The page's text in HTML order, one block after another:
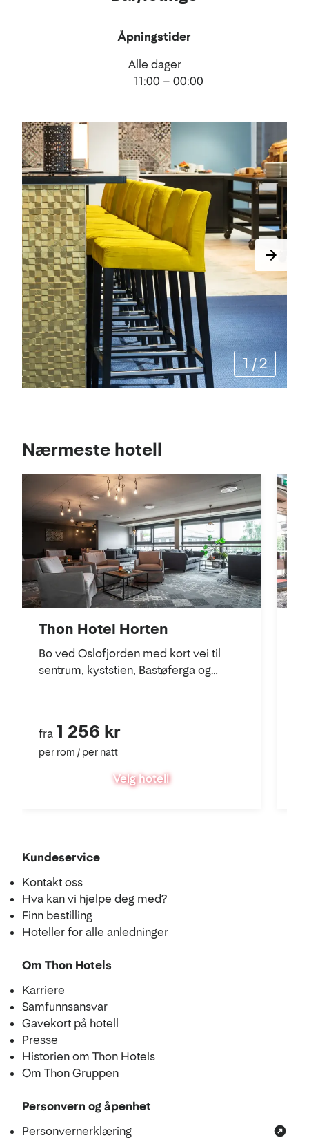
Åpningstider
Alle dager
11:00 – 00:00
1 /2
Se
kart
Nærmeste hotell
Thon Hotel Horten
Bo ved Oslofjorden med kort vei til
sentrum, kyststien, Bastøferga og
fra 1 256 kr
per rom / per natt
Velg hotell
Kundeservice
Kontakt oss
Hva kan vi hjelpe deg med?
Finn bestilling
Hoteller for alle anledninger
Om Thon Hotels
Karriere
Samfunnsansvar
Gavekort på hotell
Presse
Historien om Thon Hotels
Om Thon Gruppen
Personvern og åpenhet
Personvernerklæring